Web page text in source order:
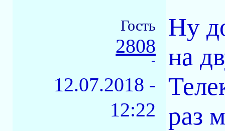
Гость
2808
-
12.07.2018 -
12:22
Ну
на
раз